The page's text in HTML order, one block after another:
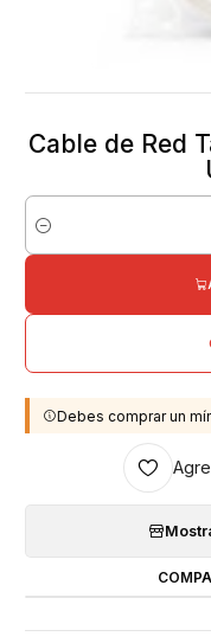
Cable de Red
Cantidad
Debes comprar un